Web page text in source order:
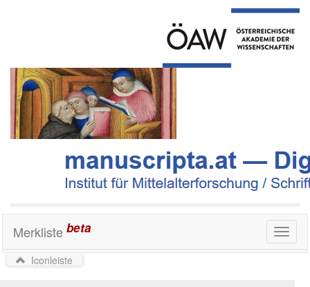
Toggle
Merkliste beta
Iconleiste